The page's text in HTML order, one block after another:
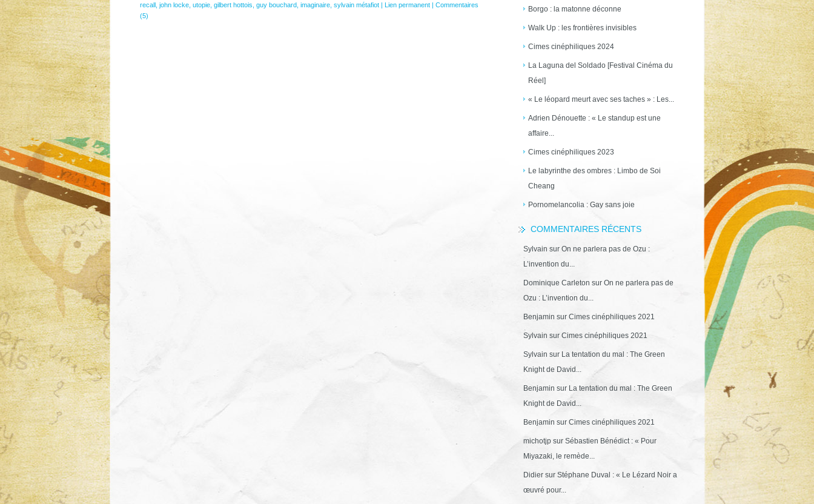
Borgo : la matonne déconne
Walk Up : les frontières invisibles
Cimes cinéphiliques 2024
La Laguna del Soldado [Festival Cinéma du
Réel]
« Le léopard meurt avec ses taches » : Les...
Adrien Dénouette : « Le standup est une
affaire...
Cimes cinéphiliques 2023
Le labyrinthe des ombres : Limbo de Soi
Cheang
Pornomelancolia : Gay sans joie
COMMENTAIRES RÉCENTS
Sylvain sur On ne parlera pas de Ozu :
L’invention du...
Dominique Carleton sur On ne parlera pas de
Ozu : L’invention du...
Benjamin sur Cimes cinéphiliques 2021
Sylvain sur Cimes cinéphiliques 2021
Sylvain sur La tentation du mal : The Green
Knight de David...
Benjamin sur La tentation du mal : The Green
Knight de David...
Benjamin sur Cimes cinéphiliques 2021
michotjpsur Sébastien Bénédict : « Pour
Miyazaki, le remède...
Didiersur Stéphane Duval : « Le Lézard Noir a
œuvré pour...
recall, john locke, utopie, gilbert hottois guy bouchard, imaginaire, sylvain métafiot| Lien permanent| Commentaires
(5)